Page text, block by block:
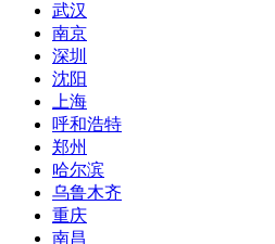
武汉
南京
深圳
沈阳
上海
呼和浩特
郑州
哈尔滨
乌鲁木齐
重庆
南昌